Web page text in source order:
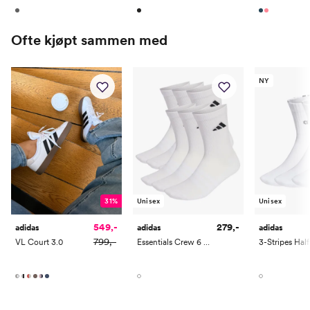
Ofte kjøpt sammen med
31%
adidas
VL Court 3.0
549,-
799,-
Unisex
adidas
Essentials Crew 6 Pack
279,-
NY
Unisex
adidas